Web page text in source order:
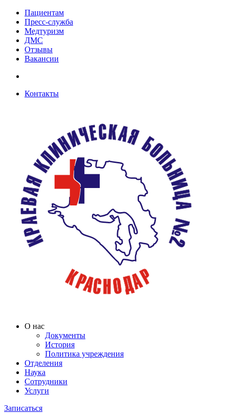
Пациентам
Пресс-служба
Медтуризм
ДМС
Отзывы
Вакансии
Контакты
О нас
Документы
История
Политика учреждения
Отделения
Наука
Сотрудники
Услуги
Записаться